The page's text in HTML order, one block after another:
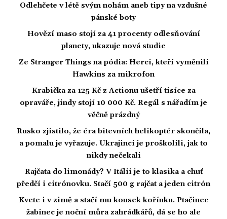
Odlehčete v létě svým nohám aneb tipy na vzdušné
pánské boty
Hovězí maso stojí za 41 procenty odlesňování
planety, ukazuje nová studie
Ze Stranger Things na pódia: Herci, kteří vyměnili
Hawkins za mikrofon
Krabička za 125 Kč z Actionu ušetří tisíce za
opraváře, jindy stojí 10 000 Kč. Regál s nářadím je
věčně prázdný
Rusko zjistilo, že éra bitevních helikoptér skončila,
a pomalu je vyřazuje. Ukrajinci je proškolili, jak to
nikdy nečekali
Rajčata do limonády? V Itálii je to klasika a chuť
předčí i citrónovku. Stačí 500 g rajčat a jeden citrón
Kvete i v zimě a stačí mu kousek kořínku. Ptačinec
žabinec je noční můra zahrádkářů, dá se ho ale